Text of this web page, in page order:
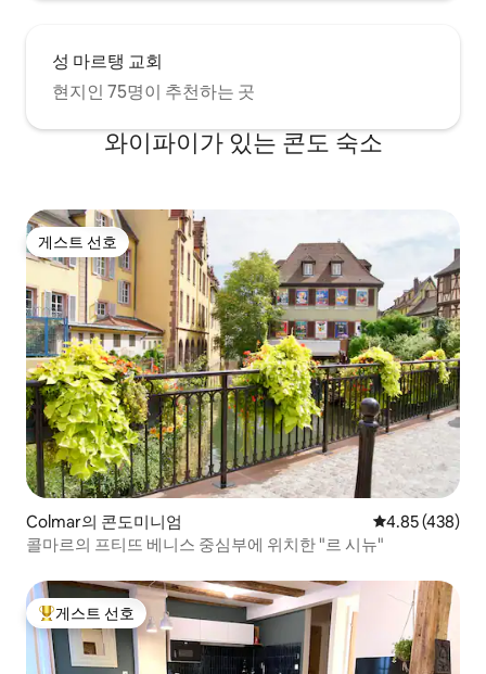
성 마르탱 교회
현지인 75명이 추천하는 곳
와이파이가 있는 콘도 숙소
게스트 선호
게스트 선호
Colmar의 콘도미니엄 평점 4.85점(5
4.85 (438)
콜마르의 프티뜨 베니스 중심부에 위치한 "르 시뉴"
상위 게스트 선호
게스트 선호